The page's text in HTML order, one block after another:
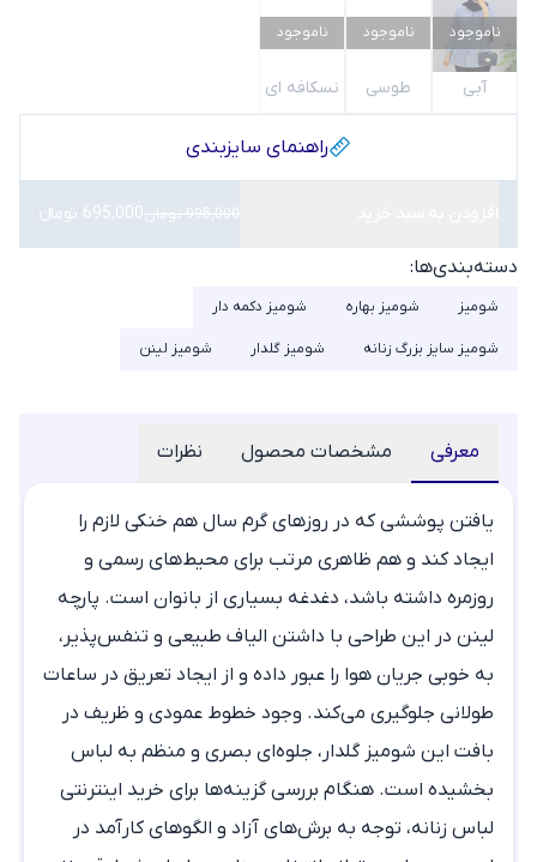
ناموجود
آبی
ناموجود
طوسی
ناموجود
نسکافه ای
راهنمای سایز‌بندی
995,000 تومان 695,000 تومانء
دسته‌بندی‌ها:
شومیز شومیز بهاره شومیز دکمه دار
شومیز سایز بزرگ زنانه شومیز گلدار شومیز لینن
معرفی مشخصات محصول نظرات
یافتن پوششی که در روزهای گرم سال هم خنکی لازم را
ایجاد کند و هم ظاهری مرتب برای محیط‌های رسمی و
روزمره داشته باشد، دغدغه بسیاری از بانوان است. پارچه
لینن در این طراحی با داشتن الیاف طبیعی و تنفس‌پذیر،
به خوبی جریان هوا را عبور داده و از ایجاد تعریق در ساعات
طولانی جلوگیری می‌کند. وجود خطوط عمودی و ظریف در
بافت این شومیز گلدار ، جلوه‌ای بصری و منظم به لباس
بخشیده است. هنگام بررسی گزینه‌ها برای خرید اینترنتی
لباس زنانه، توجه به برش‌های آزاد و الگوهای کارآمد در